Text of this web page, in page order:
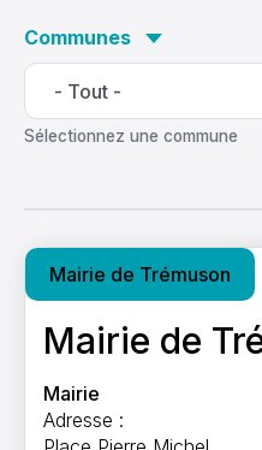
Communes
Sélectionnez une commune
Mairie de Trémuson
Mairie de
Mairie
Adresse :